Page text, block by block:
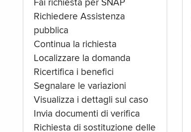
Fai richiesta per SNAP
Richiedere Assistenza
pubblica
Continua la richiesta
Localizzare la domanda
Ricertifica i benefici
Segnalare le variazioni
Visualizza i dettagli sul caso
Invia documenti di verifica
Richiesta di sostituzione delle